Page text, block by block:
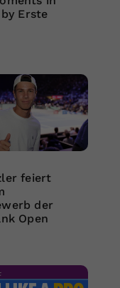
Erste
feiert
der
Open